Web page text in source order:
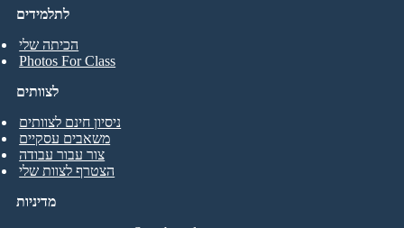
לתלמידים
הכיתה שלי
Photos For Class
לצוותים
ניסיון חינם לצוותים
משאבים עסקיים
צור עבור עבודה
הצטרף לצוות שלי
מדיניות